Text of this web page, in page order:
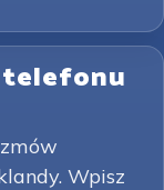
telefonu
Wpisz